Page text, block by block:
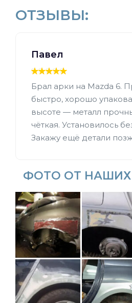
ОТЗЫВЫ:
Павел
Брал арки на Mazda 6.
быстро, хорошо
высоте — металл
чёткая. Установилось
Закажу ещё детали
ФОТО ОТ НАШИХ